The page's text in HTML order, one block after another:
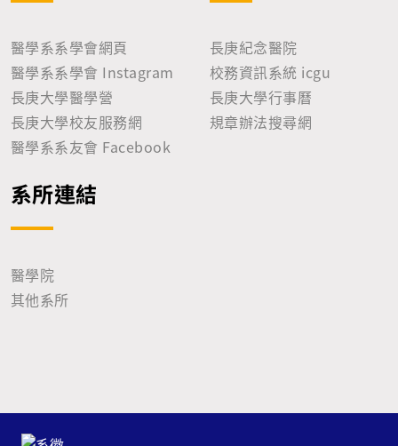
醫學系系學會網頁
醫學系系學會 Instagram
長庚大學醫學營
長庚大學校友服務網
醫學系系友會 Facebook
長庚紀念醫院
校務資訊系統 icgu
長庚大學行事曆
規章辦法搜尋網
系所連結
醫學院
其他系所